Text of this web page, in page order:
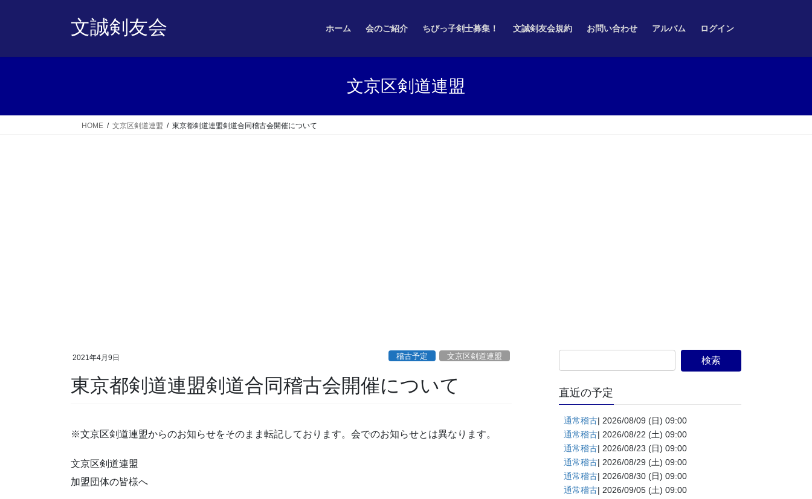
文誠剣友会 ホーム 会のご紹介 ちびっ子剣士募集！ 文誠剣友会規約 お問い合わせ アルバム ログイン
文京区剣道連盟
HOME 文京区剣道連盟 東京都剣道連盟剣道合同稽古会開催について
2021年4月9日 文京区剣道連盟
稽古予定
東京都剣道連盟剣道合同稽古会開催について
※文京区剣道連盟からのお知らせをそのまま転記しております。会でのお知らせとは異なります。
文京区剣道連盟
加盟団体の皆様へ
直近の予定
通常稽古| 2026/08/09 (日) 09:00
通常稽古| 2026/08/22 (土) 09:00
通常稽古| 2026/08/23 (日) 09:00
通常稽古| 2026/08/29 (土) 09:00
通常稽古| 2026/08/30 (日) 09:00
通常稽古| 2026/09/05 (土) 09:00